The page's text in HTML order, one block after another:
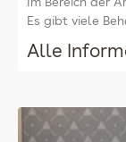
Es gibt viele
Alle